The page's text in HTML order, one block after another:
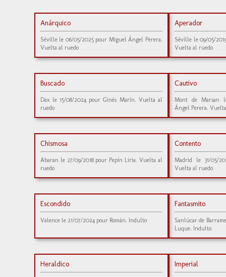
Anárquico
Séville le 06/05/2025 pour Miguel Ángel Perera.
Vuelta al ruedo
Aperador
Séville le 09/05/
Vuelta al ruedo
Buscado
Dax le 15/08/2024 pour Ginés Marín. Vuelta al
ruedo
Cautivo
Mont de Marsan
Ángel Perera.
Chismosa
Abaran le 27/09/2018 pour Pepín Liria. Vuelta al
ruedo
Contento
Madrid le 31/05/
Vuelta al ruedo
Escondido
Valence le 21/07/2024 pour Román. Indulto
Fantasmito
Sanlúcar de
Luque. Indulto
Heraldico Imperial